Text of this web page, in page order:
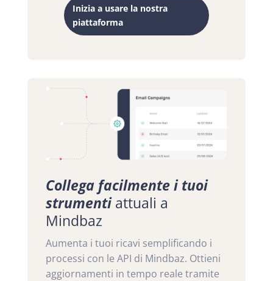
Inizia a usare la nostra
piattaforma
Collega facilmente i tuoi
strumentiattuali a
Mindbaz
Aumenta i tuoi ricavi semplificando i
processi con le API di Mindbaz. Ottieni
aggiornamenti in tempo reale tramite